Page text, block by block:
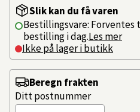
Slik kan du få varen
Bestillingsvare: Forventes
bestilling i dag.Les mer
Ikke på lager i butikk
Beregn frakten
Ditt postnummer